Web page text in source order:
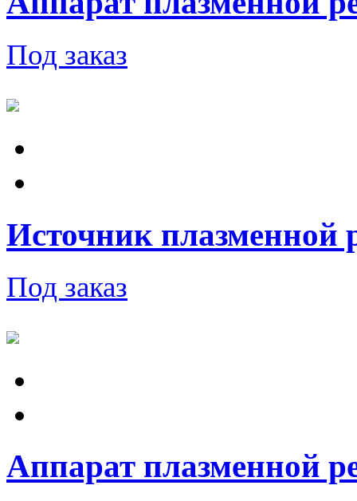
Под заказ
Источник плазменной
Под заказ
Аппарат плазменной